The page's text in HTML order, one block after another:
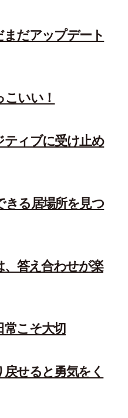
だアップデート
いい！
ティブに受け止め
きる居場所を見つ
、答え合わせが楽
こそ大切
せると勇気をく